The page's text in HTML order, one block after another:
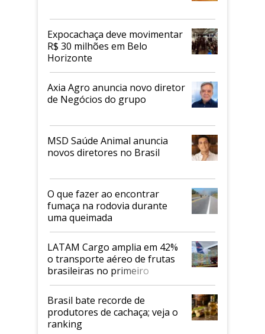
Expocachaça deve movimentar
R$ 30 milhões em Belo
Horizonte
Axia Agro anuncia novo diretor
de Negócios do grupo
MSD Saúde Animal anuncia
novos diretores no Brasil
O que fazer ao encontrar
fumaça na rodovia durante
uma queimada
LATAM Cargo amplia em 42%
o transporte aéreo de frutas
brasileiras no primeiro
semestre
Brasil bate recorde de
produtores de cachaça; veja o
ranking